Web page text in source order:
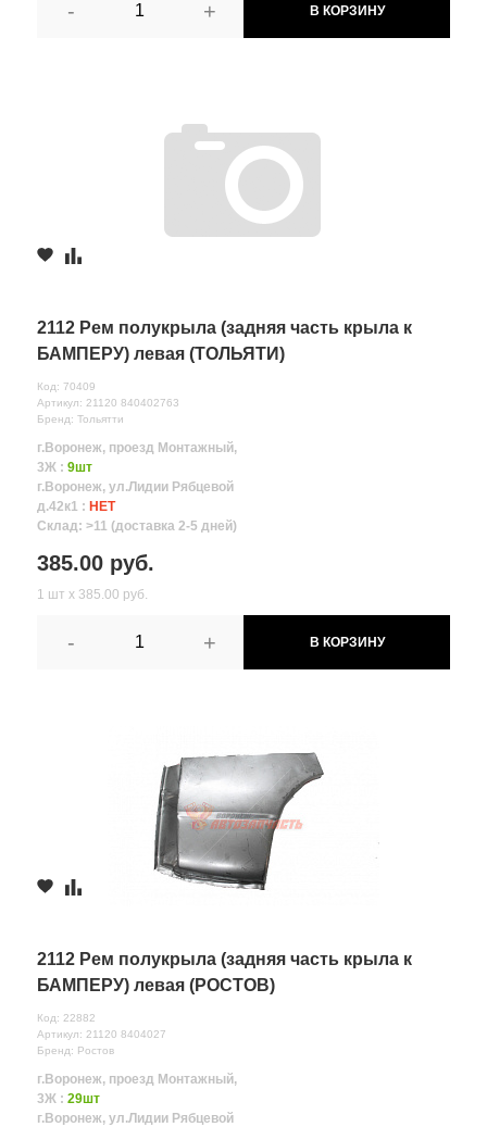
- + В КОРЗИНУ
2112 Рем полукрыла (задняя часть крыла к
БАМПЕРУ) левая (ТОЛЬЯТИ)
Код: 70409
Артикул: 21120 840402763
Бренд: Тольятти
г.Воронеж, проезд Монтажный,
3Ж : 9шт
г.Воронеж, ул.Лидии Рябцевой
д.42к1 : НЕТ
Склад: >11 (доставка 2-5 дней)
385.00 руб.
1 шт х 385.00 руб.
- + В КОРЗИНУ
2112 Рем полукрыла (задняя часть крыла к
БАМПЕРУ) левая (РОСТОВ)
Код: 22882
Артикул: 21120 8404027
Бренд: Ростов
г.Воронеж, проезд Монтажный,
3Ж : 29шт
г.Воронеж, ул.Лидии Рябцевой